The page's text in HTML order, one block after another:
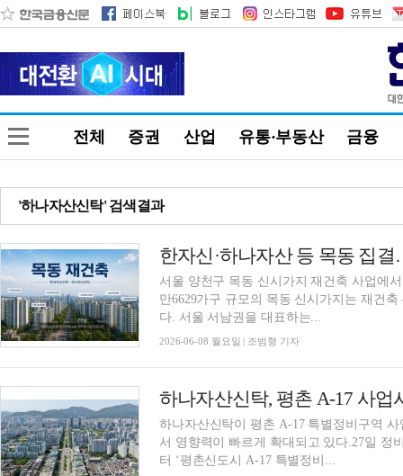
전체 증권 산업 유통·부동산 금융
'하나자산신탁' 검색결과
서울 양천구 목동 신시가지 재건축 사업에
만6629가구 규모의 목동 신시가지는 재건
다. 서울 서남권을 대표하는...
2026-06-08 월요일 | 조범형 기자
하나자산신탁이 평촌 A-17 특별정비구역
서 영향력이 빠르게 확대되고 있다.27일 정
터 ‘평촌신도시 A-17 특별정비...